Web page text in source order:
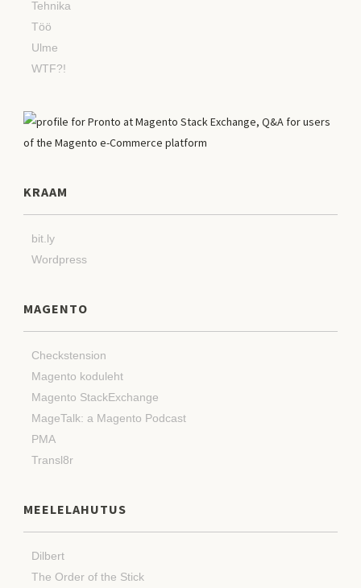
Tehnika
Töö
Ulme
WTF?!
KRAAM
bit.ly
Wordpress
MAGENTO
Checkstension
Magento koduleht
Magento StackExchange
MageTalk: a Magento Podcast
PMA
Transl8r
MEELELAHUTUS
Dilbert
The Order of the Stick